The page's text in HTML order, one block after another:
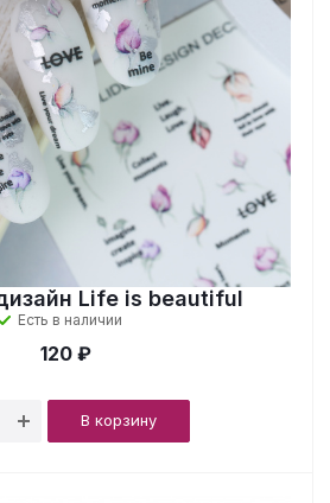
Life is beautiful
Есть в наличии
120 ₽
В корзину